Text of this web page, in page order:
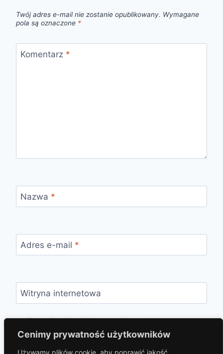
Cenimy prywatność użytkowników
Używamy plików cookie, aby poprawić jakość
Twój adres e-mail nie zostanie opublikowany. Wymagane
pola są oznaczone *
Komentarz *
Nazwa *
Adres e-mail *
Witryna internetowa
Zapamiętaj moje dane w tej przeglądarce
podczas pisania kolejnych komentarzy.